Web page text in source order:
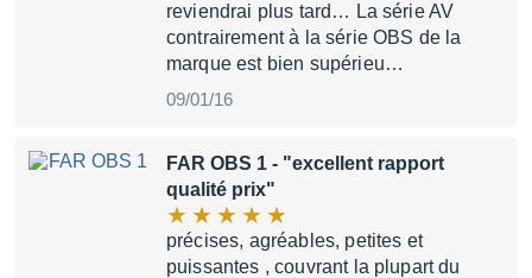
reviendrai plus tard… La série AV
contrairement à la série OBS de la
marque est bien supérieu…
09/01/16
FAR OBS 1 - "excellent rapport
qualité prix"
précises, agréables, petites et
puissantes , couvrant la plupart du